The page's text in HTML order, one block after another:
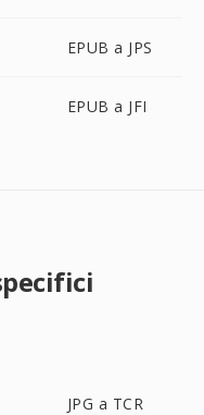
EPUB a JPS
EPUB a JFI
JPG a TCR